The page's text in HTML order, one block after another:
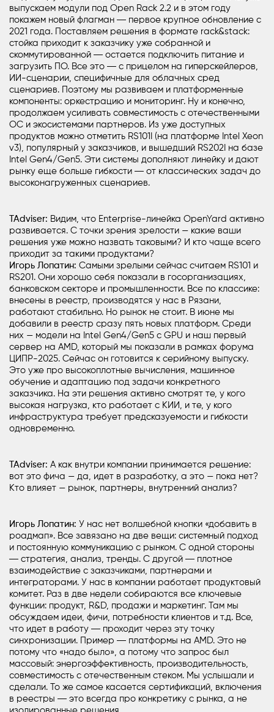
выпускаем модули под Open Rack 2.2 и в этом году
покажем новый флагман ― первое крупное обновление с
2021 года. Поставляем решения в формате rack&stack:
стойка приходит к заказчику уже собранной и
скоммутированной ― остается подключить питание и
загрузить ПО. Все это ― с прицелом на гиперскейлеров,
ИИ-сценарии, специфичные для облачных сред
сценариев. Поэтому мы развиваем и платформенные
компоненты: оркестрацию и мониторинг. Ну и конечно,
продолжаем усиливать совместимость с отечественными
ОС и экосистемами партнеров. Из уже доступных
продуктов можно отметить RS101I (на платформе Intel Xeon
v3), популярный у заказчиков, и вышедший RS202I на базе
Intel Gen4/Gen5. Эти системы дополняют линейку и дают
рынку еще больше гибкости ― от классических задач до
высоконагруженных сценариев.
TAdviser: Видим, что Enterprise-линейка OpenYard активно
развивается. С точки зрения зрелости — какие ваши
решения уже можно назвать таковыми? И кто чаще всего
приходит за такими продуктами?
Игорь Лопатин: Самыми зрелыми сейчас считаем RS101 и
RS201. Они хорошо себя показали в госорганизациях
банковском секторе и промышленности. Все по классике:
внесены в реестр, производятся у нас в Рязани
работают стабильно. Но рынок не стоит. В июне мы
добавили в реестр сразу пять новых платформ. Среди
них — модели на Intel Gen4/Gen5 с GPU и наш первый
сервер на AMD, который мы показали в рамках форума
ЦИПР-2025. Сейчас он готовится к серийному выпуску.
Это уже про высокоплотные вычисления, машинное
обучение и адаптацию под задачи конкретного
заказчика. На эти решения активно смотрят те, у кого
высокая нагрузка, кто работает с КИИ
, и те, у кого
инфраструктура требует предсказуемости и гибкости
одновременно.
TAdviser: А как внутри компании принимается решение:
вот это фича — да, идет в разработку, а это — пока нет?
Кто влияет — рынок, партнеры, внутренний анализ?
Игорь Лопатин: У нас нет волшебной кнопки «добавить в
роадмап». Все завязано на две вещи: системный подход
и постоянную коммуникацию с рынком. С одной стороны
― стратегия, анализ, тренды. С другой ― плотное
взаимодействие с заказчиками, партнерами и
интеграторами. У нас в компании работает продуктовый
комитет. Раз в две недели собираются все ключевые
функции: продукт, R&D, продажи и маркетинг. Там мы
обсуждаем идеи, фичи, потребности клиентов и т.д. Все,
что идет в работу ― проходит через эту точку
синхронизации. Пример ― платформы на AMD. Это не
потому что «надо было», а потому что запрос был
массовый: энергоэффективность, производительность,
совместимость с отечественным стеком. Мы услышали и
сделали. То же самое касается сертификаций, включения
в реестры ― это всегда про конкретику с рынка, а не